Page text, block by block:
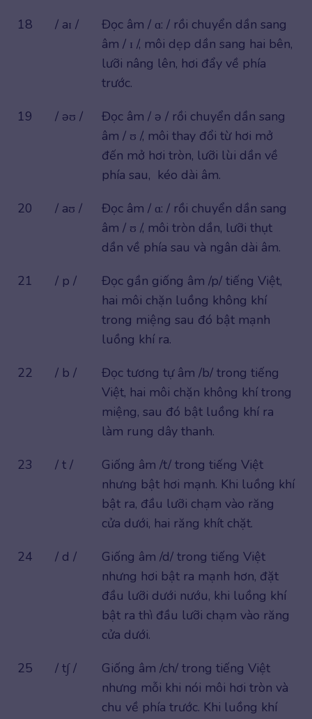
18
/ aɪ /
Đọc âm / ɑ: / rồi chuyển dần sang
âm / ɪ /, môi dẹp dần sang hai bên,
lưỡi nâng lên, hơi đẩy về phía
trước.
19
/ əʊ /
Đọc âm / ə / rồi chuyển dần sang
âm / ʊ /, môi thay đổi từ hơi mở
đến mở hơi tròn, lưỡi lùi dần về
phía sau, kéo dài âm.
20
/ aʊ /
Đọc âm / ɑ: / rồi chuyển dần sang
âm / ʊ /, môi tròn dần, lưỡi thụt
dần về phía sau và ngân dài âm.
21
/ p /
Đọc gần giống âm /p/ tiếng Việt,
hai môi chặn luồng không khí
trong miệng sau đó bật mạnh
luồng khí ra.
22
/ b /
Đọc tương tự âm /b/ trong tiếng
Việt, hai môi chặn không khí trong
miệng, sau đó bật luồng khí ra
làm rung dây thanh.
23
/ t /
Giống âm /t/ trong tiếng Việt
nhưng bật hơi mạnh. Khi luồng khí
bật ra, đầu lưỡi chạm vào răng
cửa dưới, hai răng khít chặt.
24
/ d /
Giống âm /d/ trong tiếng Việt
nhưng hơi bật ra mạnh hơn, đặt
đầu lưỡi dưới nướu, khi luồng khí
bật ra thì đầu lưỡi chạm vào răng
cửa dưới.
25
/ t∫ /
Giống âm /ch/ trong tiếng Việt
nhưng mỗi khi nói môi hơi tròn và
chu về phía trước. Khi luồng khí